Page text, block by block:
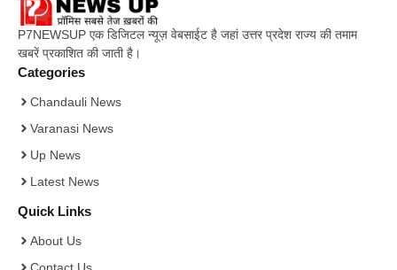
P7NEWSUP एक डिजिटल न्यूज़ वेबसाईट है जहां उत्तर प्रदेश राज्य की तमाम
खबरें प्रकाशित की जाती है।
Categories
Chandauli News
Varanasi News
Up News
Latest News
Quick Links
About Us
Contact Us